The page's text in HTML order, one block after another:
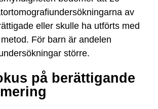
av
eller skulle ha utförts med
För barn är andelen
större.
på berättigande